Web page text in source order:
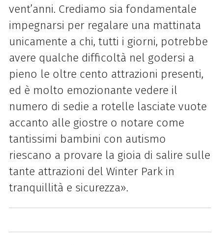
vent’anni. Crediamo sia fondamentale
impegnarsi per regalare una mattinata
unicamente a chi, tutti i giorni, potrebbe
avere qualche difficoltà nel godersi a
pieno le oltre cento attrazioni presenti,
ed è molto emozionante vedere il
numero di sedie a rotelle lasciate vuote
accanto alle giostre o notare come
tantissimi bambini con autismo
riescano a provare la gioia di salire sulle
tante attrazioni del Winter Park in
tranquillità e sicurezza».